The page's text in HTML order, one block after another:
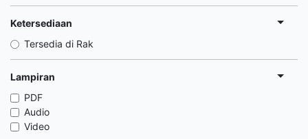
Ketersediaan
Tersedia di Rak
Lampiran
PDF
Audio
Video